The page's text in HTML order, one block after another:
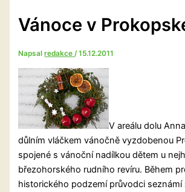
Vánoce v
Napsalredakce/15.12.2011
V areálu dolu
důlním vláčkem vánočně vyzdobenou
spojené s vánoční nadílkou dětem u
březohorského rudního revíru. Během
historického podzemí průvodci seznámí